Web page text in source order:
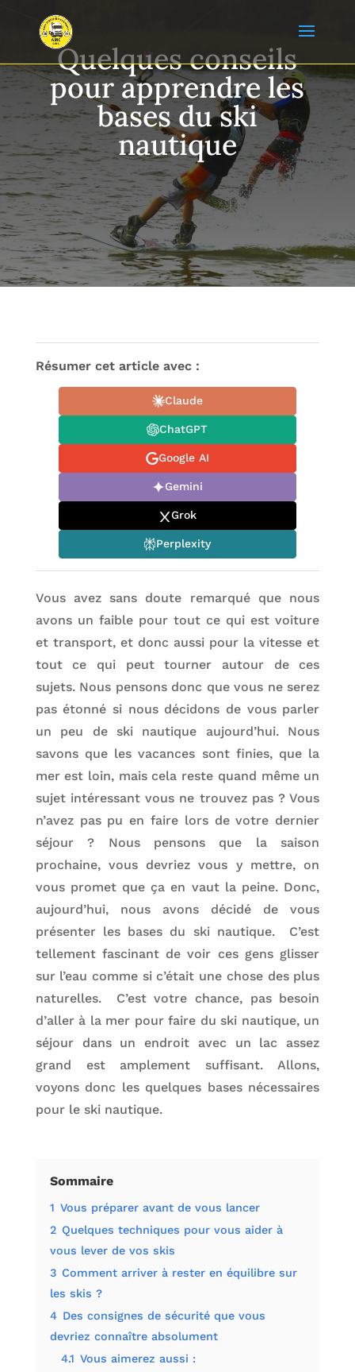
Quelques conseils
pour apprendre les
bases du ski
nautique
Résumer cet article avec :
Claude
ChatGPT
Google AI
Gemini
Grok
Perplexity
Vous avez sans doute remarqué que nous
avons un faible pour tout ce qui est voiture
et transport, et donc aussi pour la vitesse et
tout ce qui peut tourner autour de ces
sujets. Nous pensons donc que vous ne serez
pas étonné si nous décidons de vous parler
un peu de ski nautique aujourd’hui. Nous
savons que les vacances sont finies, que la
mer est loin, mais cela reste quand même un
sujet intéressant vous ne trouvez pas ? Vous
n’avez pas pu en faire lors de votre dernier
séjour ? Nous pensons que la saison
prochaine, vous devriez vous y mettre, on
vous promet que ça en vaut la peine. Donc,
aujourd’hui, nous avons décidé de vous
présenter les bases du ski nautique. C’est
tellement fascinant de voir ces gens glisser
sur l’eau comme si c’était une chose des plus
naturelles. C’est votre chance, pas besoin
d’aller à la mer pour faire du ski nautique, un
séjour dans un endroit avec un lac assez
grand est amplement suffisant. Allons,
voyons donc les quelques bases nécessaires
pour le ski nautique.
Sommaire
1 Vous préparer avant de vous lancer
2 Quelques techniques pour vous aider à
vous lever de vos skis
3 Comment arriver à rester en équilibre sur
les skis ?
4 Des consignes de sécurité que vous
devriez connaître absolument
4.1 Vous aimerez aussi :